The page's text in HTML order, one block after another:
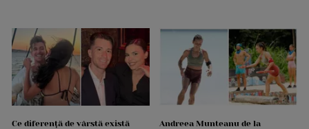
Ce diferență de vârstă există
Andreea Munteanu de la